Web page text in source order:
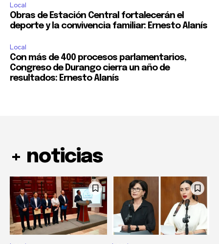
Local
Obras de Estación Central fortalecerán el
deporte y la convivencia familiar: Ernesto Alanís
Local
Con más de 400 procesos parlamentarios,
Congreso de Durango cierra un año de
resultados: Ernesto Alanís
+ noticias